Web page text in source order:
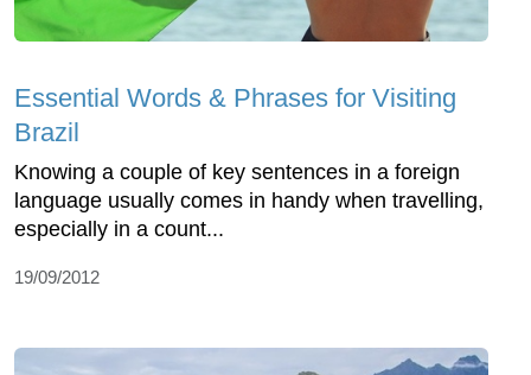
Essential Words & Phrases for Visiting
Brazil
Knowing a couple of key sentences in a foreign
language usually comes in handy when travelling,
especially in a count...
19/09/2012